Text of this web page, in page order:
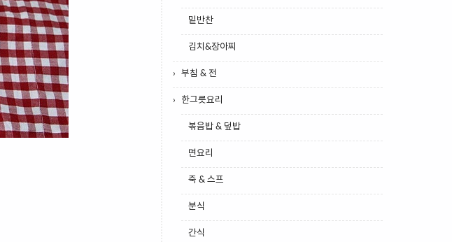
밑반찬
김치&장아찌
부침 & 전
한그릇요리
볶음밥 & 덮밥
면요리
죽 & 스프
분식
간식